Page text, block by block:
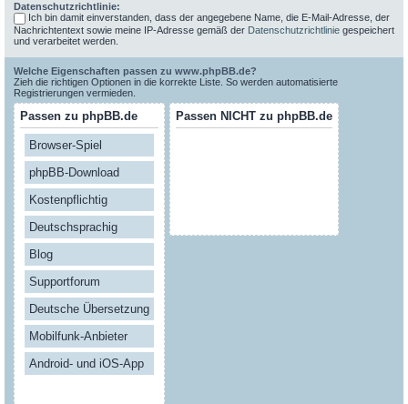
Datenschutzrichtlinie:
Ich bin damit einverstanden, dass der angegebene Name, die E-Mail-Adresse, der
Nachrichtentext sowie meine IP-Adresse gemäß der Datenschutzrichtlinie gespeichert
und verarbeitet werden.
Welche Eigenschaften passen zu www.phpBB.de?
Zieh die richtigen Optionen in die korrekte Liste. So werden automatisierte
Registrierungen vermieden.
Passen zu phpBB.de
Browser-Spiel
phpBB-Download
Kostenpflichtig
Deutschsprachig
Blog
Supportforum
Deutsche Übersetzung
Mobilfunk-Anbieter
Android- und iOS-App
Passen NICHT zu phpBB.de